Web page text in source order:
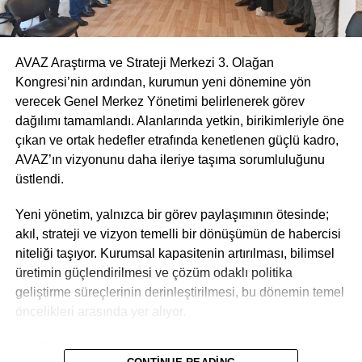
elde edilen başarının ortak emek, ortak inanç ve ortak
sorumluluk anlayışının bir sonucu olduğunu ifade etti.
“Emeklinin Çığlığı” Paneli, emeklilerin sorunlarının daha
güçlü şekilde gündeme taşınması ve çözüm odaklı
çalışmaların geliştirilmesi adına önemli bir adım olarak
değerlendirildi. AVAZ Araştırma ve Strateji Merkezi,
emeklilerin hak ve taleplerinin takipçisi olmaya devam
edeceğini kamuoyuna duyurdu.
dayanışma üzerine önemli değerlendirmelerde bulunuldu.
Katılımcıların büyük ilgi gösterdiği konferans, soru-cevap
bölümüyle interaktif bir atmosferde tamamlandı.
Yeniden AVAZ Araştırma ve Strateji Merkezi İstanbul
Şube Başkanlığına seçilen Özgür Güneş ÖÇALAN ise
yaptığı teşekkür konuşmasında şu ifadeleri kullandı:
“Bizlere yeniden bu görevi layık gören tüm teşkilat
mensuplarımıza teşekkür ediyorum. AVAZ’ın İstanbul’daki
yürüyüşünü daha güçlü hale getirmek için aynı inanç ve
kararlılıkla çalışmayı sürdüreceğiz. Kongremize ve
konferans programımıza katılım sağlayan Genel Merkez
yöneticilerimize, kıymetli üyelerimize ve emek veren tüm
dava arkadaşlarımıza şükranlarımı sunuyorum. Ortaya
çıkan bu birlik ve dayanışma tablosu bizlere büyük bir
Program sonunda organizasyonda emeği geçen tüm
AVAZ Araştırma ve Strateji Merkezi 3. Olağan
Kongresi’nin ardından, kurumun yeni dönemine yön
verecek Genel Merkez Yönetimi belirlenerek görev
dağılımı tamamlandı. Alanlarında yetkin, birikimleriyle öne
çıkan ve ortak hedefler etrafında kenetlenen güçlü kadro,
AVAZ’ın vizyonunu daha ileriye taşıma sorumluluğunu
üstlendi.
Yeni yönetim, yalnızca bir görev paylaşımının ötesinde;
akıl, strateji ve vizyon temelli bir dönüşümün de habercisi
niteliği taşıyor. Kurumsal kapasitenin artırılması, bilimsel
üretimin güçlendirilmesi ve çözüm odaklı politika
geliştirme süreçlerinin derinleştirilmesi, bu dönemin temel
öncelikleri arasında yer alıyor.
AVAZ, yeni dönemde; ülkemizin ihtiyaç duyduğu